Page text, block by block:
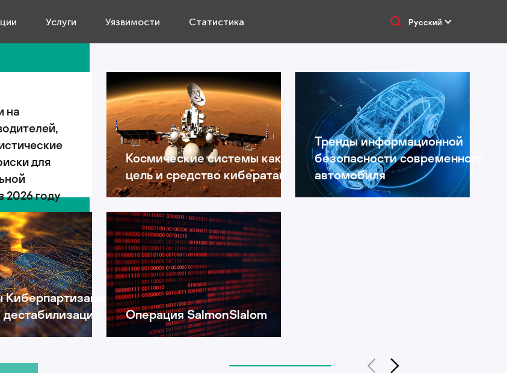
Услуги Уязвимости Статистика Русский
на
для
2026 году
Киберпартизаны:
Космические системы как
цель и средство кибератак
Операция SalmonSlalom
Тренды информационной
безопасности современного
автомобиля